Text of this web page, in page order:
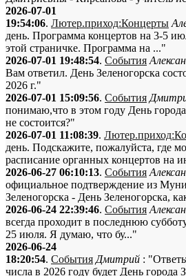
2026-07-01
19:54:06. Лютер.приход:Концерты
день. Программа концертов на 3-5
этой страничке. Программа на ..."
2026-07-01 19:48:54. События
Вам ответил. День Зеленогорска
2026 г."
2026-07-01 15:09:56. События
понимаю,что в этом году День
не состоится?"
2026-07-01 11:08:39.
день. Подскажите, пожалуйста, где
расписание органных концертов на
2026-06-27 06:10:13. События
официальное подтверждение из
Зеленогорска - День Зеленогорска,
2026-06-24 22:39:46. События
всегда проходит в последнюю
25 июля. Я думаю, что бу..."
2026-06-24
18:20:54. События Дмитрий :
числа в 2026 году будет День города